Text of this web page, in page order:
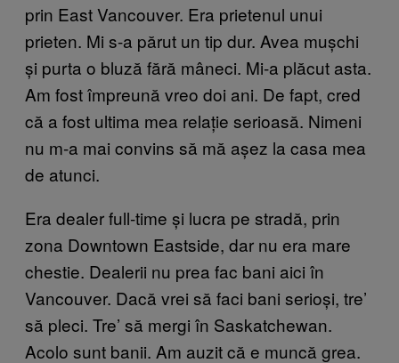
prin East Vancouver. Era prietenul unui
prieten. Mi s-a părut un tip dur. Avea mușchi
și purta o bluză fără mâneci. Mi-a plăcut asta.
Am fost împreună vreo doi ani. De fapt, cred
că a fost ultima mea relație serioasă. Nimeni
nu m-a mai convins să mă așez la casa mea
de atunci.
Era dealer full-time și lucra pe stradă, prin
zona Downtown Eastside, dar nu era mare
chestie. Dealerii nu prea fac bani aici în
Vancouver. Dacă vrei să faci bani serioși, tre’
să pleci. Tre’ să mergi în Saskatchewan.
Acolo sunt banii. Am auzit că e muncă grea.